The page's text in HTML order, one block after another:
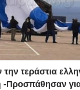
την τεράστια
-Προσπάθησαν